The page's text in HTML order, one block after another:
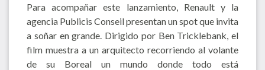
Para acompañar este lanzamiento, Renault y la
agencia Publicis Conseil presentan un spot que invita
a soñar en grande. Dirigido por Ben Tricklebank, el
film muestra a un arquitecto recorriendo al volante
de su Boreal un mundo donde todo está